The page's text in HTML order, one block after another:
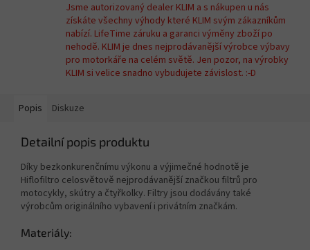
Jsme autorizovaný dealer KLIM a s nákupen u nás
získáte všechny výhody které KLIM svým zákazníkům
nabízí. LifeTime záruku a garanci výměny zboží po
nehodě. KLIM je dnes nejprodávanější výrobce výbavy
pro motorkáře na celém světě. Jen pozor, na výrobky
KLIM si velice snadno vybudujete závislost. :-D
Popis Diskuze
Detailní popis produktu
Díky bezkonkurenčnímu výkonu a výjimečné hodnotě je
Hiflofiltro celosvětově nejprodávanější značkou filtrů pro
motocykly, skútry a čtyřkolky. Filtry jsou dodávány také
výrobcům originálního vybavení i privátním značkám.
Materiály: